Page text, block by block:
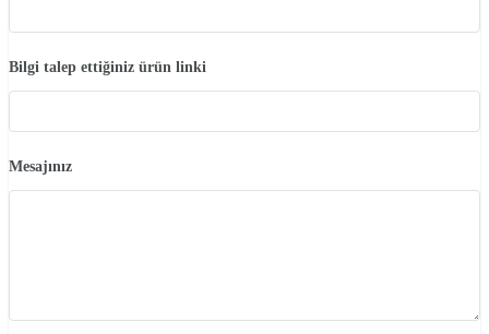
Bilgi talep ettiğiniz ürün linki
Mesajınız